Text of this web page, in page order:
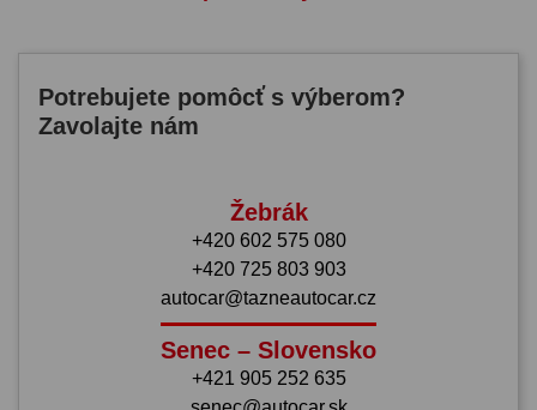
Potrebujete pomôcť s výberom?
Zavolajte nám
Žebrák
+420 602 575 080
+420 725 803 903
autocar@tazneautocar.cz
Senec – Slovensko
+421 905 252 635